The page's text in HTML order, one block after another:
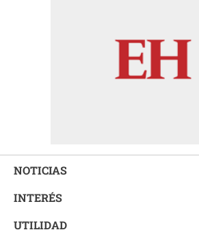
NOTICIAS
INTERÉS
UTILIDAD